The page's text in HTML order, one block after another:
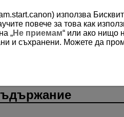
Творческа зона
използва
повече за това как
„Не приемам“ или ако нищо
и съхранени. Можете да